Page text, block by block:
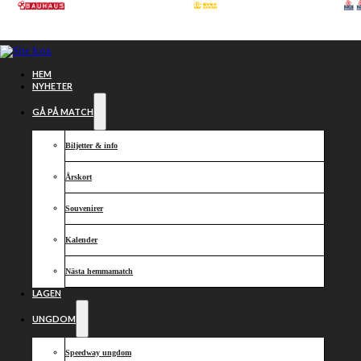
Hoppa till huvudinnehåll
HEM
NYHETER
GÅ PÅ MATCH
Biljetter & info
Årskort
Souvenirer
Kalender
Nästa hemmamatch
LAGEN
UNGDOM
Speedway ungdom
Resultat
helgens